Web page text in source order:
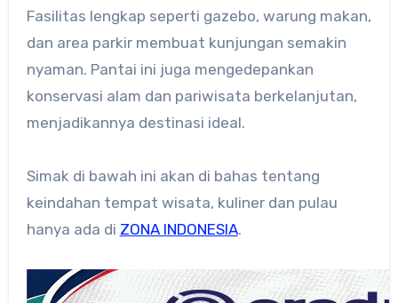
Fasilitas lengkap seperti gazebo, warung makan,
dan area parkir membuat kunjungan semakin
nyaman. Pantai ini juga mengedepankan
konservasi alam dan pariwisata berkelanjutan,
menjadikannya destinasi ideal.
Simak di bawah ini akan di bahas tentang
keindahan tempat wisata, kuliner dan pulau
hanya ada di ZONA INDONESIA.